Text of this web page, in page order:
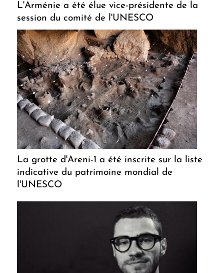
L'Arménie a été élue vice-présidente de la
session du comité de l'UNESCO
La grotte d'Areni-1 a été inscrite sur la liste
indicative du patrimoine mondial de
l'UNESCO